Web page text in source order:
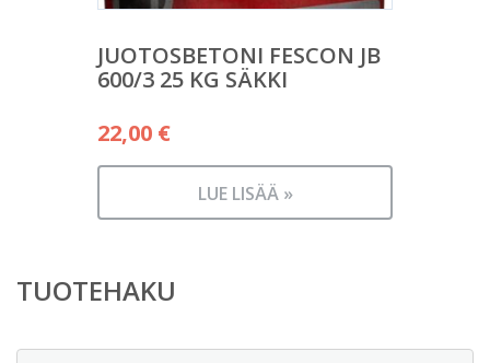
JUOTOSBETONI FESCON JB
600/3 25 KG SÄKKI
22,00 €
LUE LISÄÄ »
TUOTEHAKU